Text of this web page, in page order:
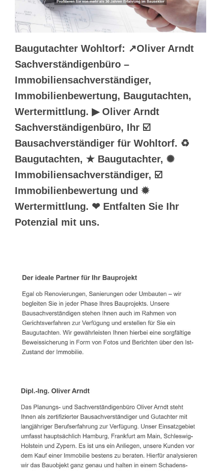
Baugutachter Wohltorf: ↗️Oliver Arndt
Sachverständigenbüro –
Immobiliensachverständiger,
Immobilienbewertung, Baugutachten,
Wertermittlung. ▶︎ Oliver Arndt
Sachverständigenbüro, Ihr ☑️
Bausachverständiger für Wohltorf. ♻
Baugutachten, ★ Baugutachter, ✺
Immobiliensachverständiger, ☑️
Immobilienbewertung und ✹
Wertermittlung. ❤ Entfalten Sie Ihr
Potenzial mit uns.